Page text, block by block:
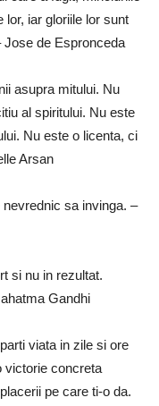
lor, iar gloriile lor sunt
Jose de Espronceda
asupra mitului. Nu
al spiritului. Nu este
Nu este o licenta, ci
Arsan
sa invinga. –
si nu in rezultat.
Gandhi
viata in zile si ore
victorie concreta
pe care ti-o da.